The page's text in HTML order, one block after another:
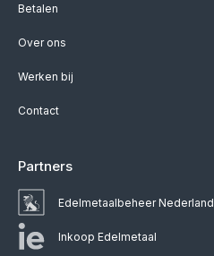
Betalen
Over ons
Werken bij
Contact
Partners
Edelmetaalbeheer Nederland
Inkoop Edelmetaal